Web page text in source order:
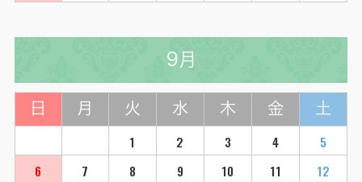
9月
日 月 火 水 木 金 土
1 2 3 4
5
6
7 8 9 10 11
12